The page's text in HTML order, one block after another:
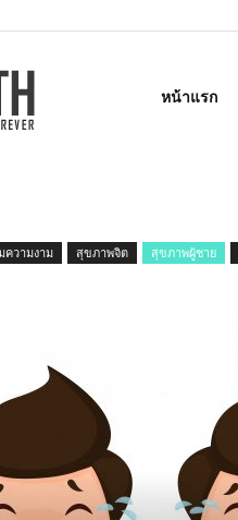
หน้าแรก
ความงาม สุขภาพจิต สุขภาพผู้ชาย